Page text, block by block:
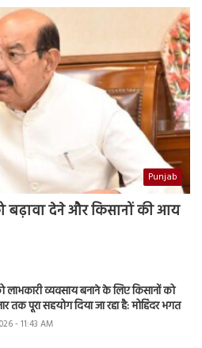
Punjab
बढ़ावा देने और किसानों की आय
लाभकारी व्यवसाय बनाने के लिए किसानों को
तक पूरा सहयोग दिया जा रहा है: मोहिंदर भगत
- 11:43 AM